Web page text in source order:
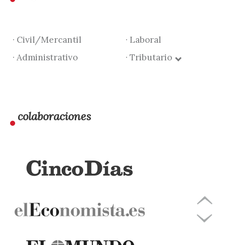
· Civil/Mercantil
· Laboral
· Administrativo
· Tributario
colaboraciones